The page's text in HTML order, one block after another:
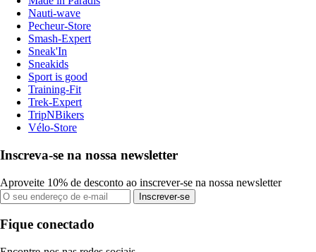
Nauti-wave
Pecheur-Store
Smash-Expert
Sneak'In
Sneakids
Sport is good
Training-Fit
Trek-Expert
TripNBikers
Vélo-Store
Inscreva-se na nossa newsletter
Aproveite 10% de desconto ao inscrever-se na nossa newsletter
Inscrever-se
Fique conectado